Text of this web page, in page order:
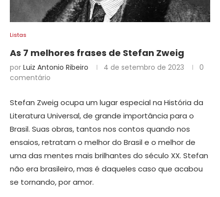
Listas
As 7 melhores frases de Stefan Zweig
por Luiz Antonio Ribeiro 4 de setembro de 2023
0
comentário
Stefan Zweig ocupa um lugar especial na História da
Literatura Universal, de grande importância para o
Brasil. Suas obras, tantos nos contos quando nos
ensaios, retratam o melhor do Brasil e o melhor de
uma das mentes mais brilhantes do século XX. Stefan
não era brasileiro, mas é daqueles caso que acabou
se tornando, por amor.